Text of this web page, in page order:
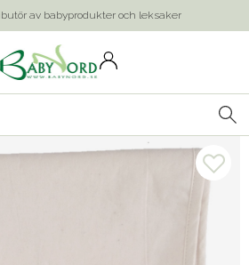
av babyprodukter och leksaker